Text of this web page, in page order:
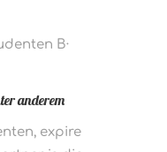
В·
anderem
expire